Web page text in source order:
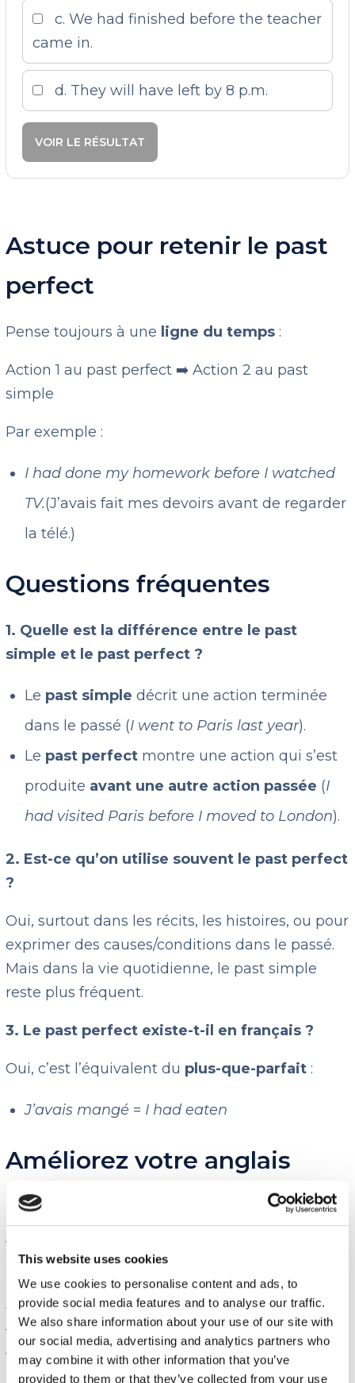
This website uses cookies
We use cookies to personalise content and ads, to
provide social media features and to analyse our traffic.
We also share information about your use of our site with
our social media, advertising and analytics partners who
may combine it with other information that you’ve
provided to them or that they’ve collected from your use
c. We had finished before the teacher
came in.
d. They will have left by 8 p.m.
VOIR LE RÉSULTAT
Astuce pour retenir le past
perfect
Pense toujours à une ligne du temps :
Action 1 au past perfect ➡️ Action 2 au past
simple
Par exemple :
I had done my homework before I watched
TV.(J’avais fait mes devoirs avant de regarder
la télé.)
Questions fréquentes
1. Quelle est la différence entre le past
simple et le past perfect ?
Le past simple décrit une action terminée
dans le passé (I went to Paris last year).
Le past perfectmontre une action qui s’est
produite avant une autre action passée (I
had visited Paris before I moved to London).
2. Est-ce qu’on utilise souvent le past perfect
?
Oui, surtout dans les récits, les histoires, ou pour
exprimer des causes/conditions dans le passé.
Mais dans la vie quotidienne, le past simple
reste plus fréquent.
3. Le past perfect existe-t-il en français ?
Oui, c’est l’équivalent du plus-que-parfait :
J’avais mangé = I had eaten
Améliorez votre anglais
avec My English School !
Vous souhaitez apprendre l’anglais et maîtriser
Chez My English School, nous proposons des
formations d’anglais pour tous les niveaux et
tous les profils !